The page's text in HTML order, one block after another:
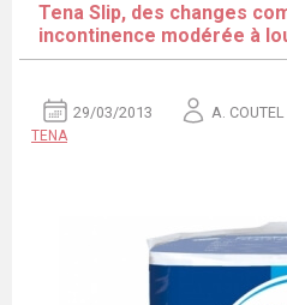
Tena Slip, des changes
incontinence modérée à
29/03/2013 A. COUTEL
TENA